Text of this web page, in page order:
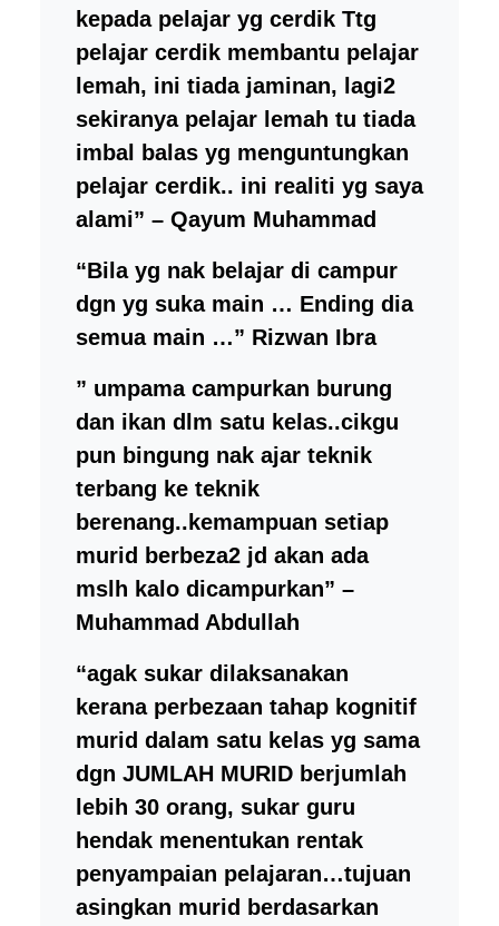
kepada pelajar yg cerdik Ttg
pelajar cerdik membantu pelajar
lemah, ini tiada jaminan, lagi2
sekiranya pelajar lemah tu tiada
imbal balas yg menguntungkan
pelajar cerdik.. ini realiti yg saya
alami” – Qayum Muhammad
“Bila yg nak belajar di campur
dgn yg suka main … Ending dia
semua main …” Rizwan Ibra
” umpama campurkan burung
dan ikan dlm satu kelas..cikgu
pun bingung nak ajar teknik
terbang ke teknik
berenang..kemampuan setiap
murid berbeza2 jd akan ada
mslh kalo dicampurkan” –
Muhammad Abdullah
“agak sukar dilaksanakan
kerana perbezaan tahap kognitif
murid dalam satu kelas yg sama
dgn JUMLAH MURID berjumlah
lebih 30 orang, sukar guru
hendak menentukan rentak
penyampaian pelajaran…tujuan
asingkan murid berdasarkan